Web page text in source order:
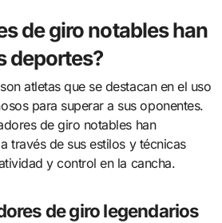
de giro notables han
deportes?
atletas que se destacan en el uso
para superar a sus oponentes.
de giro notables han
través de sus estilos y técnicas
y control en la cancha.
de giro legendarios